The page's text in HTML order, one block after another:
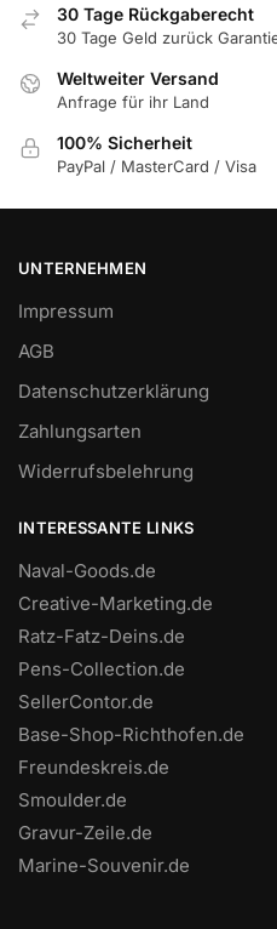
30 Tage Rückgaberecht
30 Tage Geld zurück
Weltweiter Versand
Anfrage für ihr Land
100% Sicherheit
PayPal / MasterCard / Visa
UNTERNEHMEN
Impressum
AGB
Datenschutzerklärung
Zahlungsarten
Widerrufsbelehrung
INTERESSANTE LINKS
Naval-Goods.de
Creative-Marketing.de
Ratz-Fatz-Deins.de
Pens-Collection.de
SellerContor.de
Base-Shop-Richthofen.de
Freundeskreis.de
Smoulder.de
Gravur-Zeile.de
Marine-Souvenir.de